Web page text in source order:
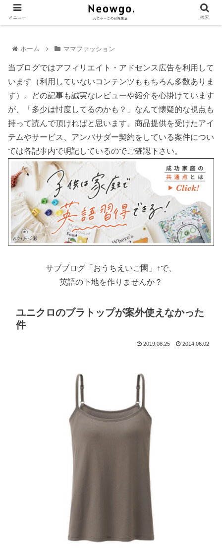
ホーム ママファッション
当ブログではアフィリエイト・アドセンス広告を利用して
います（利用していないコンテンツももちろん多数ありま
す）。どの記事も誠実なレビューや紹介を心掛けています
が、「多少は忖度してるのかも？」なんて懐疑的な視点も
持って読んで頂ければと思います。商品提供を受けたアイ
テムやサービス、アンバサダー契約をしている案件につい
ては各記事内で明記しているのでご確認下さい。
サブブログ「おうちえいご園」↑で、
英語の下地を作りませんか？
ユニクロのブラトップが案外使えなかった
件
2019.08.25 2014.06.02
メニュー 検索